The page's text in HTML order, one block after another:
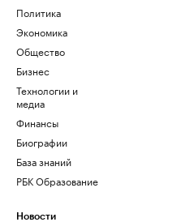
Политика
Экономика
Общество
Бизнес
Технологии и
медиа
Финансы
Биографии
База знаний
РБК Образование
Новости